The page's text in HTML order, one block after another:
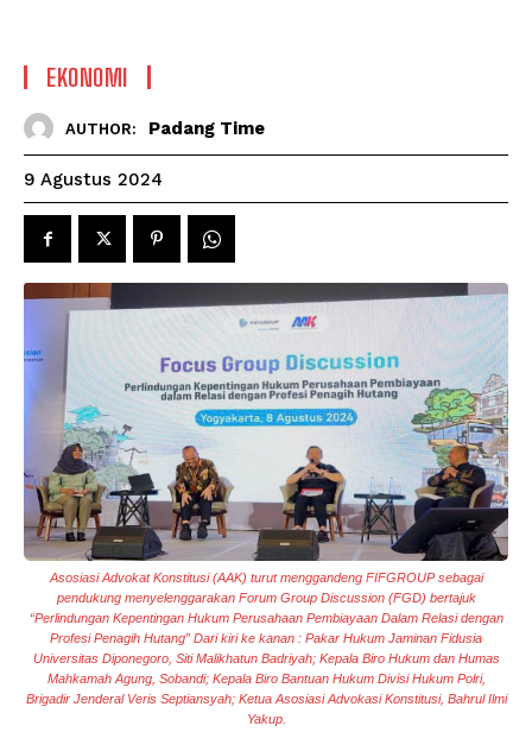
EKONOMI
AUTHOR: Padang Time
9 Agustus 2024
Asosiasi Advokat Konstitusi (AAK) turut menggandeng FIFGROUP sebagai
pendukung menyelenggarakan Forum Group Discussion (FGD) bertajuk
“Perlindungan Kepentingan Hukum Perusahaan Pembiayaan Dalam Relasi dengan
Profesi Penagih Hutang” Dari kiri ke kanan : Pakar Hukum Jaminan Fidusia
Universitas Diponegoro, Siti Malikhatun Badriyah; Kepala Biro Hukum dan Humas
Mahkamah Agung, Sobandi; Kepala Biro Bantuan Hukum Divisi Hukum Polri,
Brigadir Jenderal Veris Septiansyah; Ketua Asosiasi Advokasi Konstitusi, Bahrul Ilmi
Yakup.